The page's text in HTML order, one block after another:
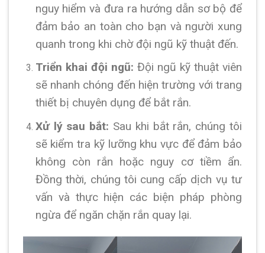
nguy hiểm và đưa ra hướng dẫn sơ bộ để
đảm bảo an toàn cho bạn và người xung
quanh trong khi chờ đội ngũ kỹ thuật đến.
Triển khai đội ngũ: Đội ngũ kỹ thuật viên
sẽ nhanh chóng đến hiện trường với trang
thiết bị chuyên dụng để bắt rắn.
Xử lý sau bắt: Sau khi bắt rắn, chúng tôi
sẽ kiểm tra kỹ lưỡng khu vực để đảm bảo
không còn rắn hoặc nguy cơ tiềm ẩn.
Đồng thời, chúng tôi cung cấp dịch vụ tư
vấn và thực hiện các biện pháp phòng
ngừa để ngăn chặn rắn quay lại.